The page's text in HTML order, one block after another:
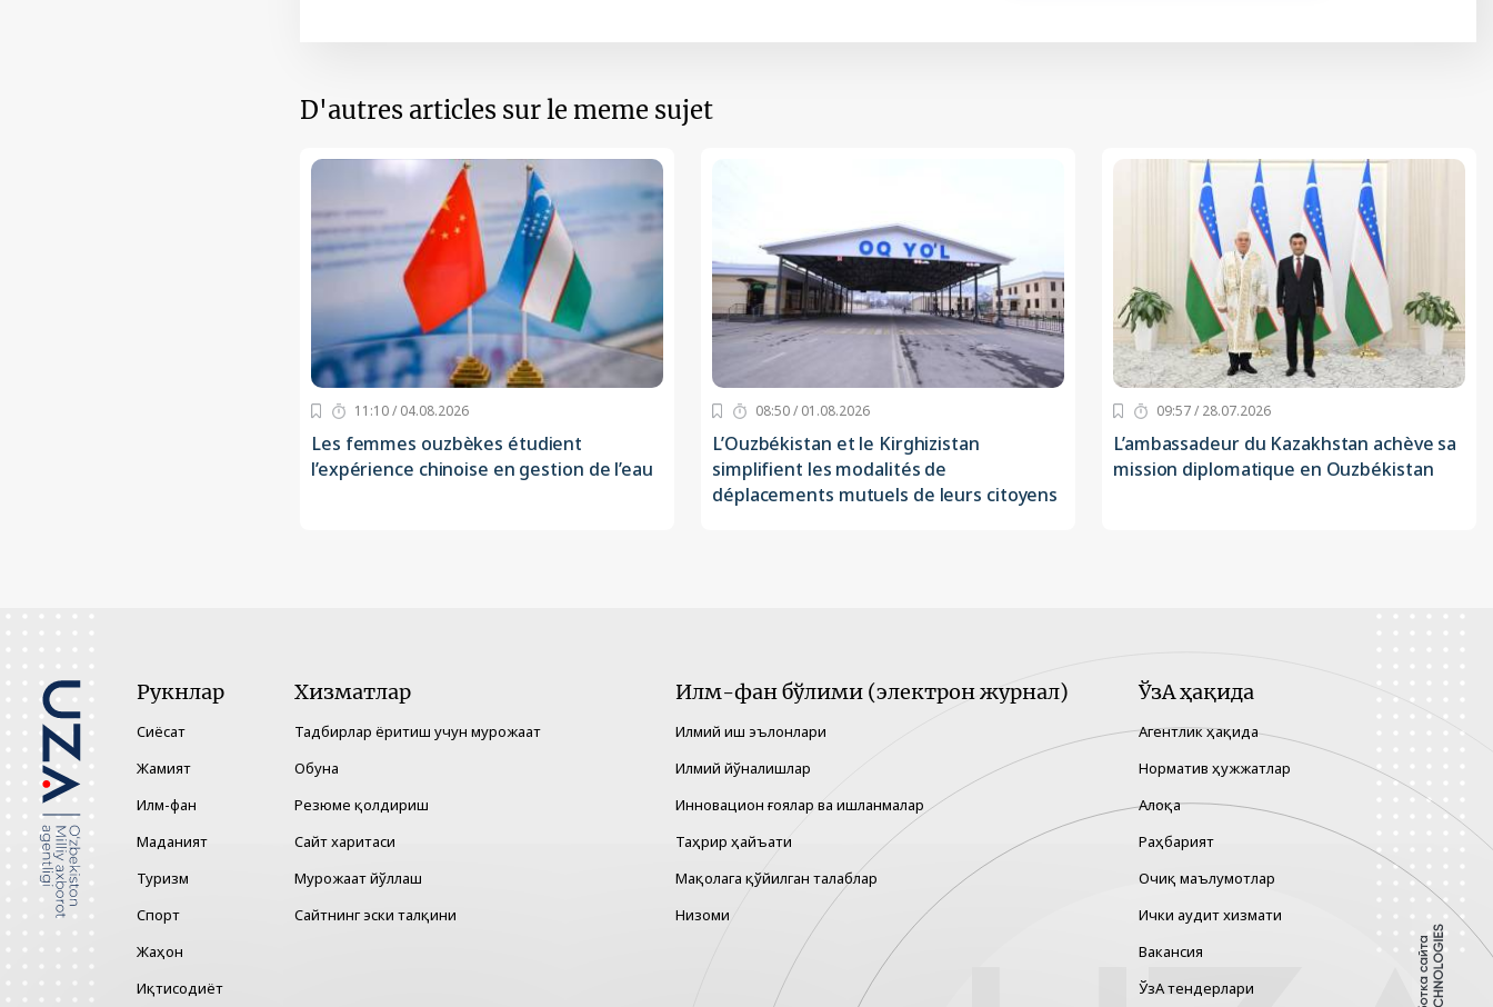
D'autres articles sur le meme sujet
11:10 / 04.08.2026
Les femmes ouzbèkes étudient
l’expérience chinoise en gestion de l’eau
08:50 / 01.08.2026
L’Ouzbékistan et le Kirghizistan
simplifient les modalités de
déplacements mutuels de leurs citoyens
09:57 / 28.07.2026
L’ambassadeur du Kazakhstan achève sa
mission diplomatique en Ouzbékistan
Рукнлар
Сиёсат
Жамият
Илм-фан
Маданият
Туризм
Спорт
Жаҳон
Иқтисодиёт
Хизматлар
Тадбирлар ёритиш учун мурожаат
Обуна
Резюме қолдириш
Сайт харитаси
Мурожаат йўллаш
Сайтнинг эски талқини
Илм-фан бўлими (электрон журнал)
Илмий иш эълонлари
Илмий йўналишлар
Инновацион ғоялар ва ишланмалар
Таҳрир ҳайъати
Мақолага қўйилган талаблар
Низоми
ЎзА ҳақида
Агентлик ҳақида
Норматив ҳужжатлар
Алоқа
Раҳбарият
Очиқ маълумотлар
Ички аудит хизмати
Вакансия
ЎзА тендерлари